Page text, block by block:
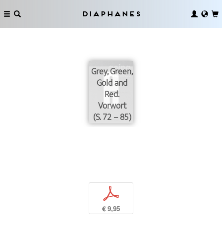
Diaphanes
Grey, Green,
Gold and
Red.
Vorwort
(S. 72 – 85)
p
€ 9,95